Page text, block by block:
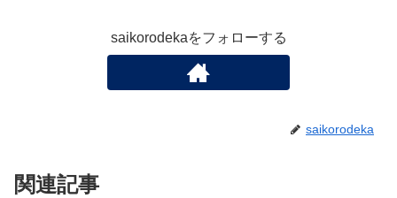
saikorodekaをフォローする
saikorodeka
関連記事